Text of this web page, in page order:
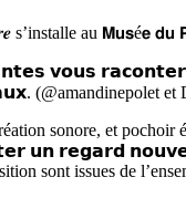
s’installe au 𝗠𝘂𝘀é𝗲
𝘃𝗼𝘂𝘀
et
sonore, et pochoir
𝘂𝗻 𝗿𝗲𝗴𝗮𝗿𝗱
sont issues de